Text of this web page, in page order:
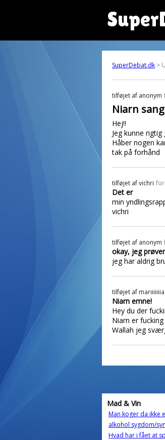
SuperDebat.dk >
tilføjet af anonym
Niarn
Hej!!
Jeg kunne
Håber nogen
tak på forhånd
tilføjet afvichri for
Det er
min
vichri
tilføjet af anonym
okay, jeg
jeg har aldrig
tilføjet af mariiiiiiia
Niarn emne!
Hey du der
Niarn er
Wallah jeg
Mad & Vin
Man koger da ikke
alkohol sygdom/
Hvad har i fået at